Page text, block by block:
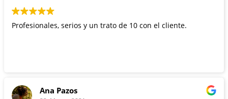
Profesionales, serios y un trato de 10 con el cliente.
Ana Pazos